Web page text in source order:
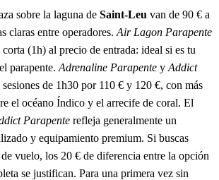
sobre la laguna de Saint-Leu van de 90 € a
claras entre operadores. Air Lagon Parapente
(1h) al precio de entrada: ideal si es tu
parapente. Adrenaline Parapente y Addict
de 1h30 por 110 € y 120 €, con más
el océano Índico y el arrecife de coral. El
Parapente refleja generalmente un
y equipamiento premium. Si buscas
vuelo, los 20 € de diferencia entre la opción
se justifican. Para una primera vez sin